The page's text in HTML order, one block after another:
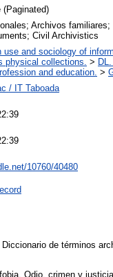
(Paginated)
Archivos
Civil Archivistics
use and sociology of
physical collections. >
and education. >
/ IT Taboada
10760/40480
de términos
Odio, crimen y